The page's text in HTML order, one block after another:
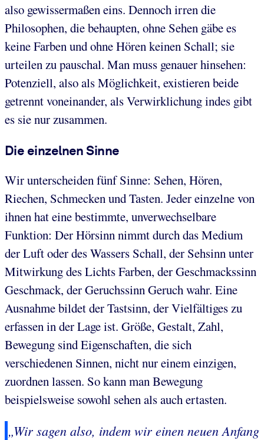
also gewissermaßen eins. Dennoch irren die
Philosophen, die behaupten, ohne Sehen gäbe es
keine Farben und ohne Hören keinen Schall; sie
urteilen zu pauschal. Man muss genauer hinsehen:
Potenziell, also als Möglichkeit, existieren beide
getrennt voneinander, als Verwirklichung indes gibt
es sie nur zusammen.
Die einzelnen Sinne
Wir unterscheiden fünf Sinne: Sehen, Hören,
Riechen, Schmecken und Tasten. Jeder einzelne von
ihnen hat eine bestimmte, unverwechselbare
Funktion: Der Hörsinn nimmt durch das Medium
der Luft oder des Wassers Schall, der Sehsinn unter
Mitwirkung des Lichts Farben, der Geschmackssinn
Geschmack, der Geruchssinn Geruch wahr. Eine
Ausnahme bildet der Tastsinn, der Vielfältiges zu
erfassen in der Lage ist. Größe, Gestalt, Zahl,
Bewegung sind Eigenschaften, die sich
verschiedenen Sinnen, nicht nur einem einzigen,
zuordnen lassen. So kann man Bewegung
beispielsweise sowohl sehen als auch ertasten.
„Wir sagen also, indem wir einen neuen Anfang